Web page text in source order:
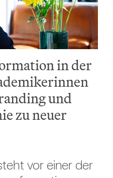
in der
und
zu neuer
vor einer der